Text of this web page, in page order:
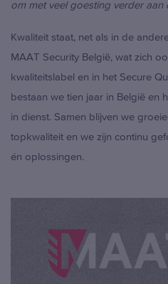
om met veel goesting verder aan
Kwaliteit staat, net als in de
MAAT Security België, wat zich
kwaliteitslabel en in het Secure
bestaan we tien jaar in België en
in dienst. Samen blijven we
topkwaliteit en we zijn continu
én oplossingen.